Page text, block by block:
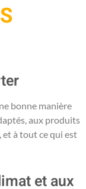
bonne manière
aux produits
à tout ce qui est
et aux